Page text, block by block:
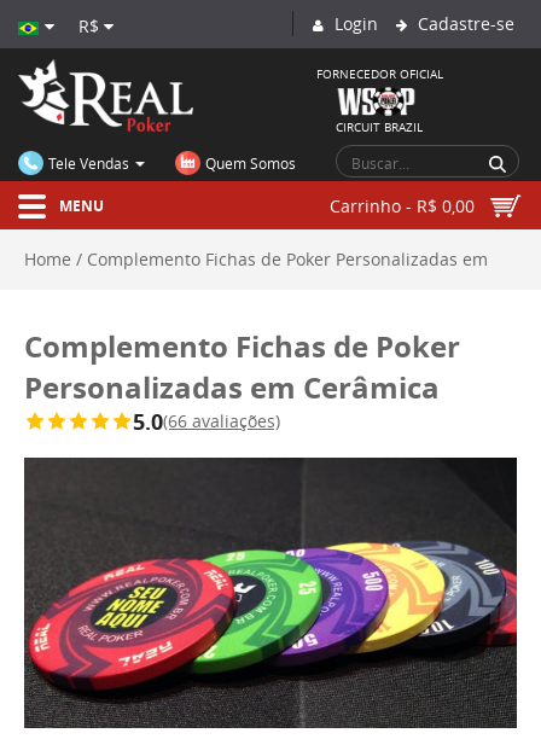
R$
FORNECEDOR OFICIAL
CIRCUIT BRAZIL
Login Cadastre-se
Carrinho - R$ 0,00
Tele Vendas Quem Somos
MENU
Home Complemento Fichas de Poker Personalizadas em
Complemento Fichas de Poker
Personalizadas em Cerâmica
5.0(66 avaliações)